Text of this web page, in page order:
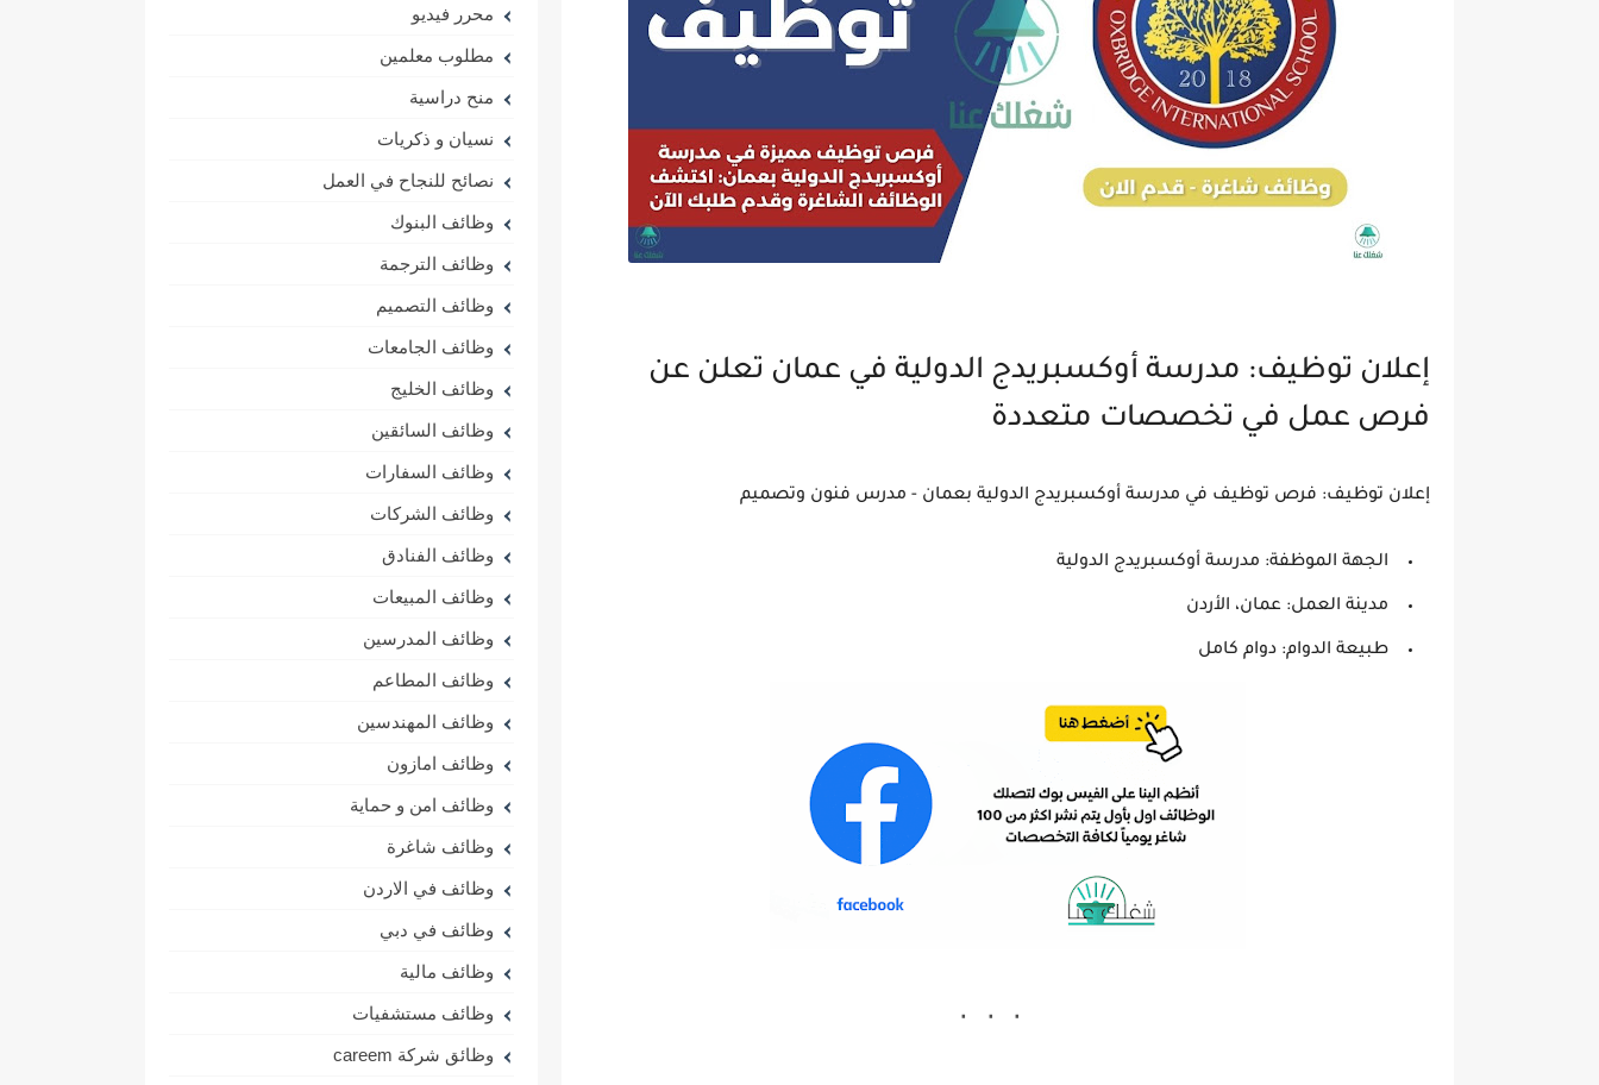
إعلان توظيف: مدرسة أوكسبريدج الدولية في عمان تعلن عن
فرص عمل في تخصصات متعددة
إعلان توظيف: فرص توظيف في مدرسة أوكسبريدج الدولية بعمان - مدرس فنون وتصميم
الجهة الموظفة: مدرسة أوكسبريدج الدولية
مدينة العمل: عمان، الأردن
طبيعة الدوام: دوام كامل
محرر فيديو
مطلوب معلمين
منح دراسية
نسيان و ذكريات
نصائح للنجاح في العمل
وظائف البنوك
وظائف الترجمة
وظائف التصميم
وظائف الجامعات
وظائف الخليج
وظائف السائقين
وظائف السفارات
وظائف الشركات
وظائف الفنادق
وظائف المبيعات
وظائف المدرسين
وظائف المطاعم
وظائف المهندسين
وظائف امازون
وظائف امن و حماية
وظائف شاغرة
وظائف في الاردن
وظائف في دبي
وظائف مالية
وظائف مستشفيات
وظائق شركة careem